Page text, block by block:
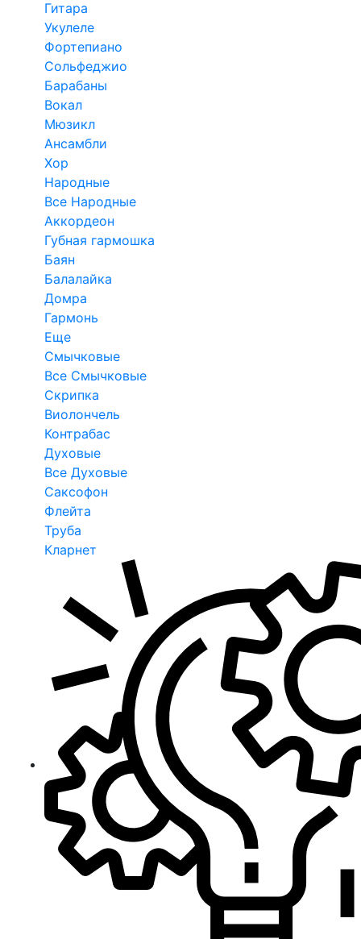
Гитара
Укулеле
Фортепиано
Сольфеджио
Барабаны
Вокал
Мюзикл
Ансамбли
Хор
Народные
Все Народные
Аккордеон
Губная гармошка
Баян
Балалайка
Домра
Гармонь
Еще
Смычковые
Все Смычковые
Скрипка
Виолончель
Контрабас
Духовые
Все Духовые
Саксофон
Флейта
Труба
Кларнет